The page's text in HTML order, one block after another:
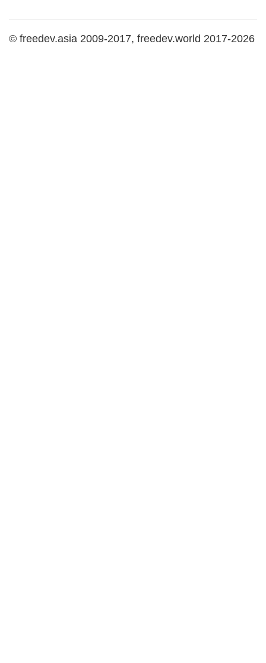
© freedev.asia 2009-2017, freedev.world 2017-2026